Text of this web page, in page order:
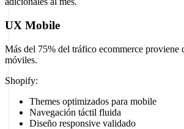
UX Mobile
Más del 75% del tráfico ecommerce proviene
móviles.
Shopify:
Themes optimizados para mobile
Navegación táctil fluida
Diseño responsive validado